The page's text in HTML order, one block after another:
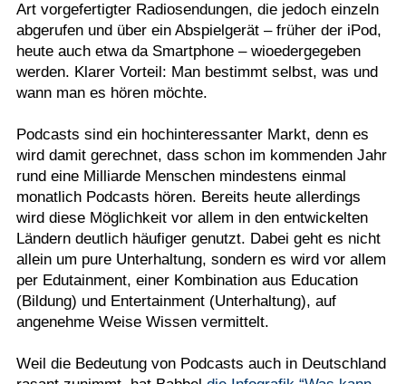
Art vorgefertigter Radiosendungen, die jedoch einzeln
abgerufen und über ein Abspielgerät – früher der iPod,
heute auch etwa da Smartphone – wioedergegeben
werden. Klarer Vorteil: Man bestimmt selbst, was und
wann man es hören möchte.
Podcasts sind ein hochinteressanter Markt, denn es
wird damit gerechnet, dass schon im kommenden Jahr
rund eine Milliarde Menschen mindestens einmal
monatlich Podcasts hören. Bereits heute allerdings
wird diese Möglichkeit vor allem in den entwickelten
Ländern deutlich häufiger genutzt. Dabei geht es nicht
allein um pure Unterhaltung, sondern es wird vor allem
per Edutainment, einer Kombination aus Education
(Bildung) und Entertainment (Unterhaltung), auf
angenehme Weise Wissen vermittelt.
Weil die Bedeutung von Podcasts auch in Deutschland